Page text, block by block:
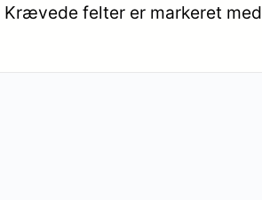
Krævede felter er markeret med